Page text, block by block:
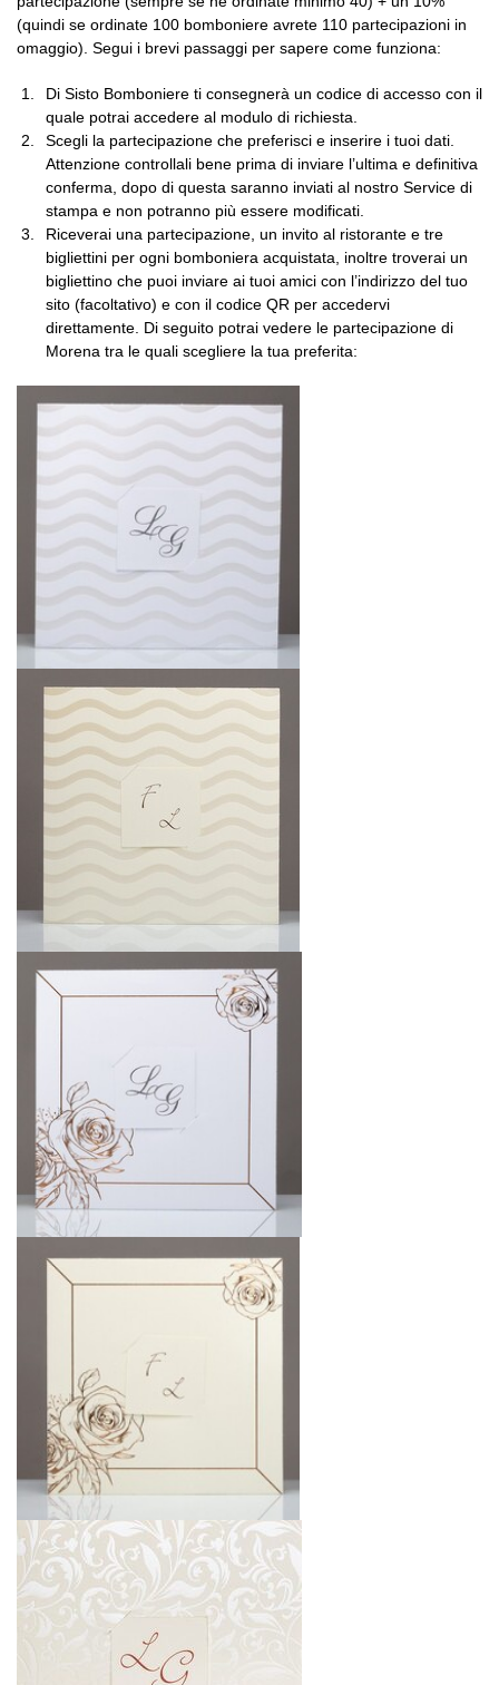
(quindi se ordinate 100 bomboniere avrete 110 partecipazioni in
omaggio). Segui i brevi passaggi per sapere come funziona:
Di Sisto Bomboniere ti consegnerà un codice di accesso con il
quale potrai accedere al modulo di richiesta.
Scegli la partecipazione che preferisci e inserire i tuoi dati.
Attenzione controllali bene prima di inviare l’ultima e definitiva
conferma, dopo di questa saranno inviati al nostro Service di
stampa e non potranno più essere modificati.
Riceverai una partecipazione, un invito al ristorante e tre
bigliettini per ogni bomboniera acquistata, inoltre troverai un
bigliettino che puoi inviare ai tuoi amici con l’indirizzo del tuo
sito (facoltativo) e con il codice QR per accedervi
direttamente. Di seguito potrai vedere le partecipazione di
Morena tra le quali scegliere la tua preferita: